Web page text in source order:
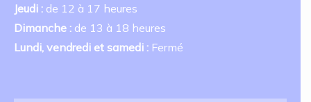
Jeudi : de 12 à 17 heures
Dimanche : de 13 à 18 heures
Lundi, vendredi et samedi : Fermé